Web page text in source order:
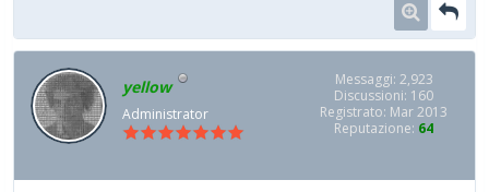
yellow
Administrator
Messaggi: 2,923
Discussioni: 160
Registrato: Mar 2013
Reputazione: 64